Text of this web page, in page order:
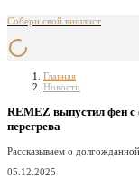
Собери свой вишлист
Главная
Новости
REMEZ выпустил фен с
перегрева
Рассказываем о
05.12.2025